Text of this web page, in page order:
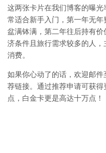
这两张卡片在我们博客的曝
常适合新手入门，第一年无
盆满钵满，第二年往后持有
济条件且旅行需求较多的人
消费。
如果你心动了的话，欢迎邮件
荐链接。通过推荐申请可获
点，白金卡更是高达十万点！